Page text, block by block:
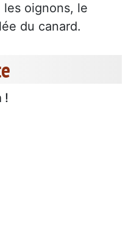
les oignons, le
du canard.
!